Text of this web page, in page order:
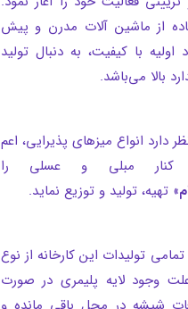
از ماشین آلات مدرن و پیش
اولیه با کیفیت، به دنبال تولید
بالا می‌باشد.
دارد انواع میزهای پذیرایی، اعم
کنار مبلی و عسلی را
» تهیه، تولید و توزیع نماید.
تولیدات این کارخانه از نوع
وجود لایه پلیمری در صورت